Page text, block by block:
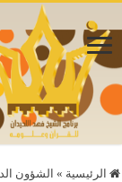
الرئيسية » الشؤون